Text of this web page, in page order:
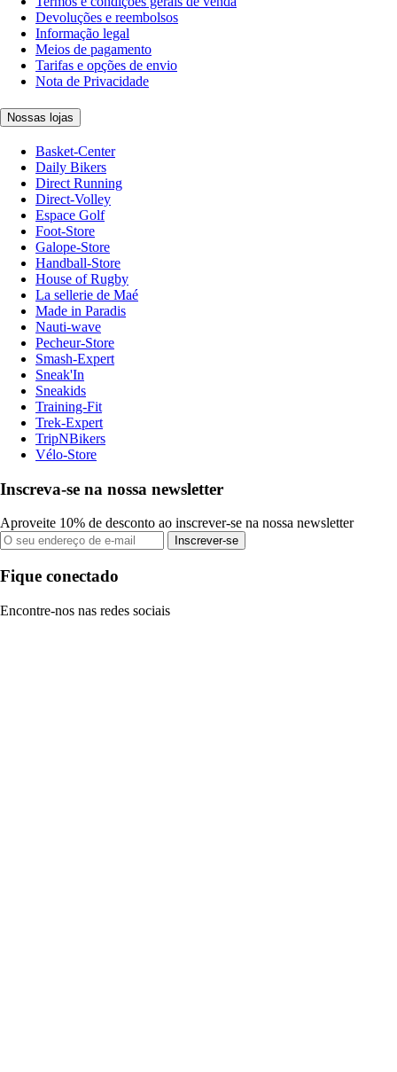
Devoluções e reembolsos
Informação legal
Meios de pagamento
Tarifas e opções de envio
Nota de Privacidade
Nossas lojas
Basket-Center
Daily Bikers
Direct Running
Direct-Volley
Espace Golf
Foot-Store
Galope-Store
Handball-Store
House of Rugby
La sellerie de Maé
Made in Paradis
Nauti-wave
Pecheur-Store
Smash-Expert
Sneak'In
Sneakids
Training-Fit
Trek-Expert
TripNBikers
Vélo-Store
Inscreva-se na nossa newsletter
Aproveite 10% de desconto ao inscrever-se na nossa newsletter
Inscrever-se
Fique conectado
Encontre-nos nas redes sociais